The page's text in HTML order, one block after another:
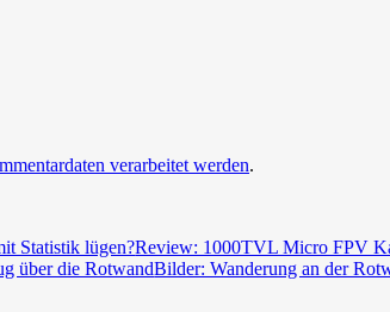
verarbeitet werden.
Statistik lügen?Review: 1000TVL Micro FPV
über die RotwandBilder: Wanderung an der